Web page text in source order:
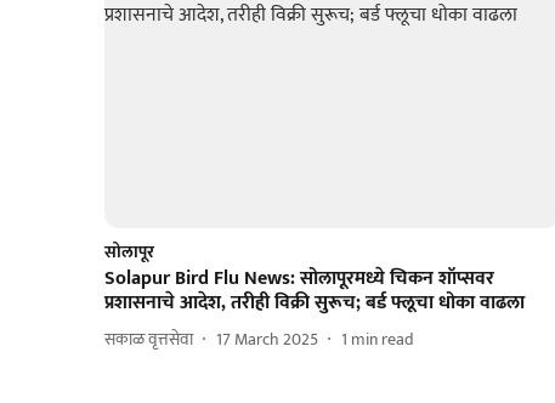
सोलापूर
Solapur Bird Flu News: सोलापूरमध्ये चिकन शॉप्सवर
प्रशासनाचे आदेश, तरीही विक्री सुरूच; बर्ड फ्लूचा धोका वाढला
सकाळ वृत्तसेवा 17 March 2025 1 min read